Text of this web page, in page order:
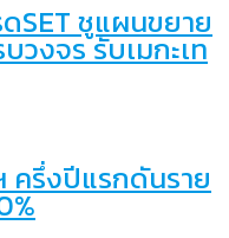
SET ชูแผนขยาย
งจร รับเมกะเท
ครึ่งปีแรกดันราย